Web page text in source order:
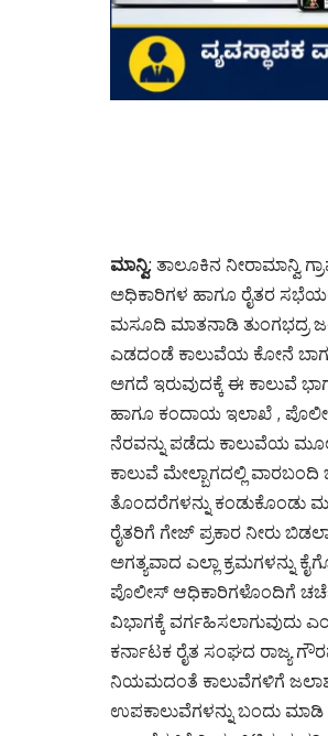
ಮಾನ್ವಿ: ತಾಲೂಕಿನ ನೀರಾಮಾನ್ವಿ
ಅಧಿಕಾರಿಗಳ ಹಾಗೂ ರೈತರ
ಮಸೂದಿ ಮಾತನಾಡಿ ತುಂಗಭದ್ರ
ಎಡದಂಡೆ ಕಾಲುವೆಯ ಕೋನೆ
ಅಗದೆ ಇರುವುದಕ್ಕೆ ಈ ಕಾಲುವೆ
ಹಾಗೂ ಕಂದಾಯ ಇಲಾಖೆ ,
ನೆರವನ್ನು ಪಡೆದು ಕಾಲುವೆಯ
ಕಾಲುವೆ ಮೇಲ್ಬಾಗದಲ್ಲಿ ವಾರಬಂದಿ
ತೊಂದರೆಗಳನ್ನು ಕಂಡುಕೊಂಡು
ರೈತರಿಗೆ ಗೇಜ್ ಪ್ರಕಾರ ನೀರು
ಅಗತ್ಯವಾದ ಎಲ್ಲಾ ಕ್ರಮಗಳನ್ನು
ಪೊಲೀಸ್ ಆಧಿಕಾರಿಗಳೊಂದಿಗೆ
ವಿಭಾಗಕ್ಕೆ ವರ್ಗಹಿಸಲಾಗುವುದು
ಕರ್ನಾಟಕ ರೈತ ಸಂಘದ ರಾಜ್ಯ
ನಿಯಮದಂತೆ ಕಾಲುವೆಗಳಿಗೆ
ಉಪಕಾಲುವೆಗಳನ್ನು ಬಂದು ಮಾಡಿ